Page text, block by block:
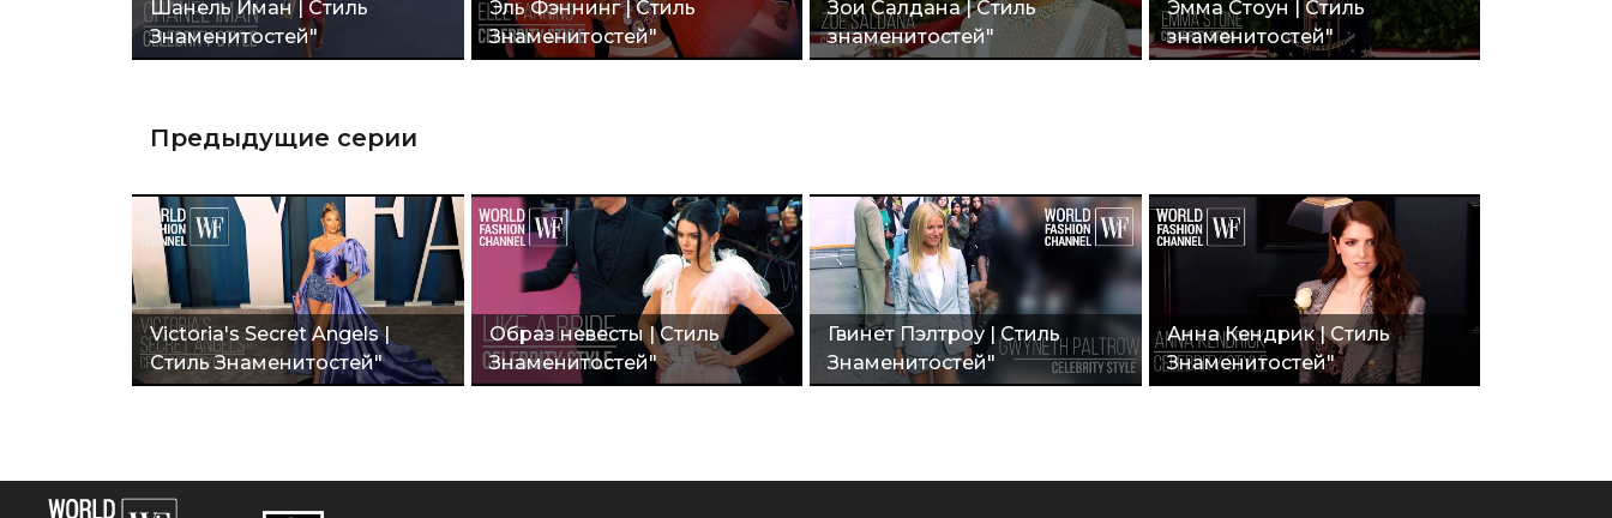
Шанель Иман | Стиль
Знаменитостей"
Эль Фэннинг | Стиль
Знаменитостей"
Зои Салдана | Стиль
знаменитостей"
Эмма Стоун | Стиль
знаменитостей"
Предыдущие серии
Victoria's Secret Angels |
Стиль Знаменитостей"
Образ невесты | Стиль
Знаменитостей"
Гвинет Пэлтроу | Стиль
Знаменитостей"
Анна Кендрик | Стиль
Знаменитостей"